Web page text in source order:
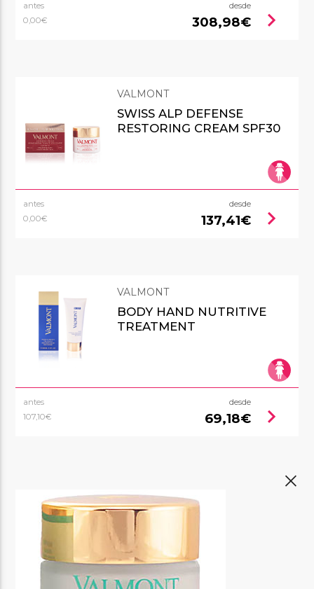
antes
0,00€
desde
308,98€ chevron_right
VALMONT
SWISS ALP DEFENSE
RESTORING CREAM SPF30
antes
0,00€
desde
137,41€ chevron_right
VALMONT
BODY HAND NUTRITIVE
TREATMENT
antes
107,10€
desde
69,18€ chevron_right